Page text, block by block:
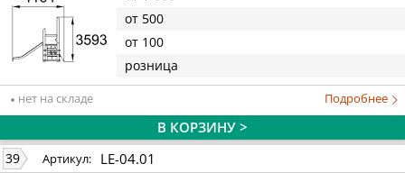
от 500
от 100
розница
нет на складе Подробнее
В КОРЗИНУ >
39 Артикул: LE-04.01